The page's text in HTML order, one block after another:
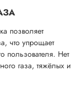
позволяет
что упрощает
пользователя. Нет
газа, тяжёлых и